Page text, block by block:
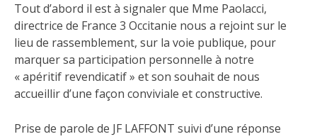
Tout d’abord il est à signaler que Mme Paolacci,
directrice de France 3 Occitanie nous a rejoint sur le
lieu de rassemblement, sur la voie publique, pour
marquer sa participation personnelle à notre
« apéritif revendicatif » et son souhait de nous
accueillir d’une façon conviviale et constructive.
Prise de parole de JF LAFFONT suivi d’une réponse